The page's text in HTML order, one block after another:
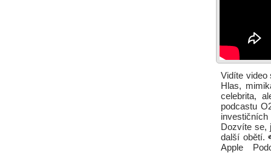
Vidíte video
Hlas,
celebrita,
podcastu
Dozvíte se,
další obětí.
Apple